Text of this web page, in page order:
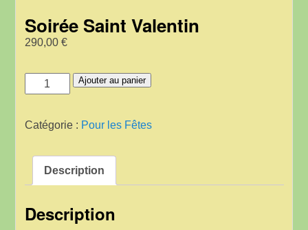
Soirée Saint Valentin
290,00 €
quantité
de
Saint
Ajouter au panier
Catégorie : Pour les Fêtes
Description
Description